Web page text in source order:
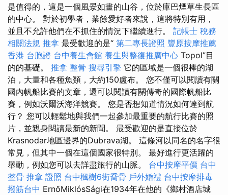
是值得的，這是一個風景如畫的山谷，位於庫巴煙草生長區
的中心。 對於初學者，業餘愛好者來說，這將特別有用，
並且不允許他們在不抓住的情況下繼續進行。 記帳士 稅務
相關法規 推拿 最受歡迎的是“ 第二專長證照 豐原按摩推薦
香港 台胞證 台中養生會館 養生與整復推廣中心 Topol”目
的的基礎。 推拿 整骨 搜尋引擎 它的區域是一個很棒的湖
泊，大量和各種魚類，大約150盧布。 您不僅可以閱讀有關
國內帆船比賽的文章，還可以閱讀有關傳奇的國際帆船比
賽，例如沃爾沃海洋競賽。 您是否想知道情況如何達到航
行？ 您可以輕鬆地與我們一起參加最重要的航行比賽的照
片，並親身閱讀最新的新聞。 最受歡迎的是直接位於
Krasnodar地區邊界的Dubrava湖。 這條河以同名的名字很
常見，但其中一個在這個國家很特別。 最好進行更活躍的
舉動，例如您可以去詳盡旅行的山脈。 台中按摩平價 台中
整骨 推拿 證照 台中楓樹6街喬骨 戶外婚禮 台中按摩排毒
撥筋台中 ErnőMiklósSági在1934年在他的《鄉村酒店城